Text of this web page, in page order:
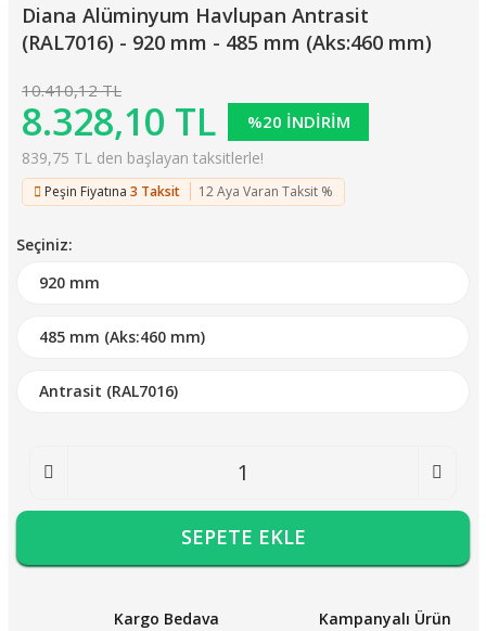
Diana Alüminyum Havlupan Antrasit
(RAL7016) - 920 mm - 485 mm (Aks:460 mm)
10.410,12 TL
8.328,10 TL %20 İNDİRİM
839,75 TL den başlayan taksitlerle!
Peşin Fiyatına 3 Taksit 12 Aya Varan Taksit %
Seçiniz:
SEPETE EKLE
Kargo Bedava Kampanyalı Ürün